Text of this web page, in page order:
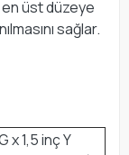
en üst düzeye
sağlar.
x 1,5 inç Y